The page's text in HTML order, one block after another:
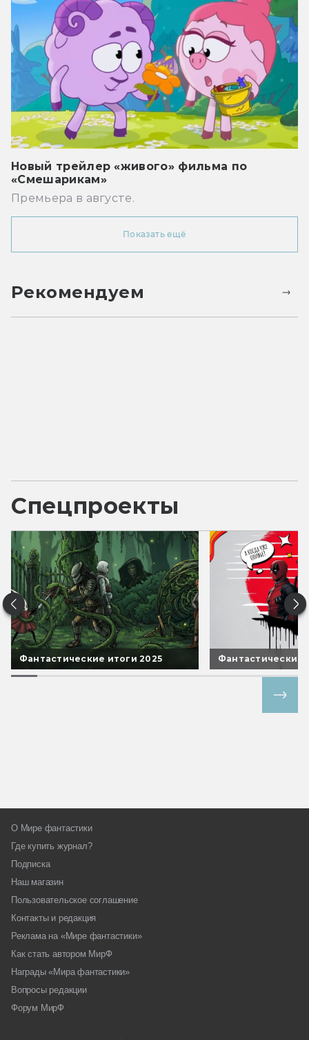
Новый трейлер «живого» фильма по
«Смешарикам»
Премьера в августе.
Показать ещё
Рекомендуем
Спецпроекты
Фантастические итоги 2025 Фантастические
О Мире фантастики
Где купить журнал?
Подписка
Наш магазин
Пользовательское соглашение
Контакты и редакция
Реклама на «Мире фантастики»
Как стать автором МирФ
Награды «Мира фантастики»
Вопросы редакции
Форум МирФ